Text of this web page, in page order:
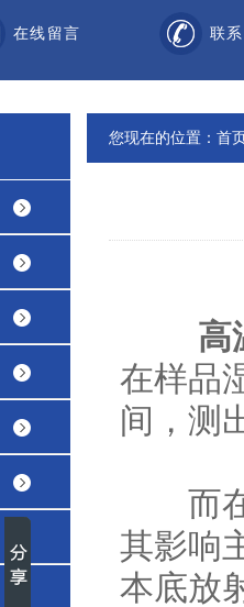
在线留言 联
您现在的位置： 首
高
在样品
间，测
而在
其影响
本底放